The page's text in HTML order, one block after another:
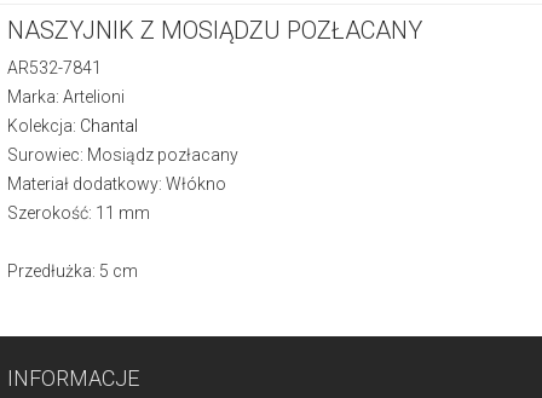
NASZYJNIK Z MOSIĄDZU POZŁACANY
AR532-7841
Marka: Artelioni
Kolekcja: Chantal
Surowiec: Mosiądz pozłacany
Materiał dodatkowy: Włókno
Szerokość: 11 mm
Przedłużka: 5 cm
INFORMACJE